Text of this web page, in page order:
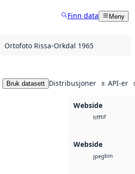
Finn data Meny
Ortofoto Rissa-Orkdal 1965
Bruk datasett Distribusjoner 8 API-er
Webside
tifftif
Webside
jpegbin